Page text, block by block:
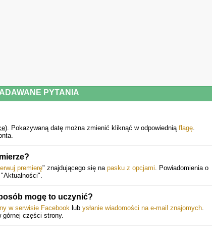
PYTANIA
). Pokazywaną datę można zmienić kliknąć w odpowiednią flagę.
premierę" znajdującego się na pasku z opcjami. Powiadomienia o
mogę to uczynić?
w serwisie Facebook lub ysłanie wiadomości na e-mail znajomych.
górnej części strony.